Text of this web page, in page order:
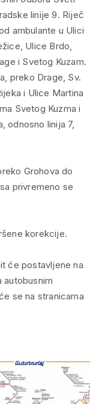
linije 9. Riječ
ambulante u Ulici
Ulice Brdo,
i Svetog Kuzam.
preko Drage, Sv.
i Ulice Martina
Svetog Kuzma i
odnosno linija 7,
Grohova do
privremeno se
korekcije.
će postavljene na
autobusnim
se na stranicama